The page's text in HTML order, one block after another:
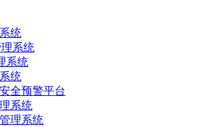
统
系统
系统
统
全预警平台
系统
理系统